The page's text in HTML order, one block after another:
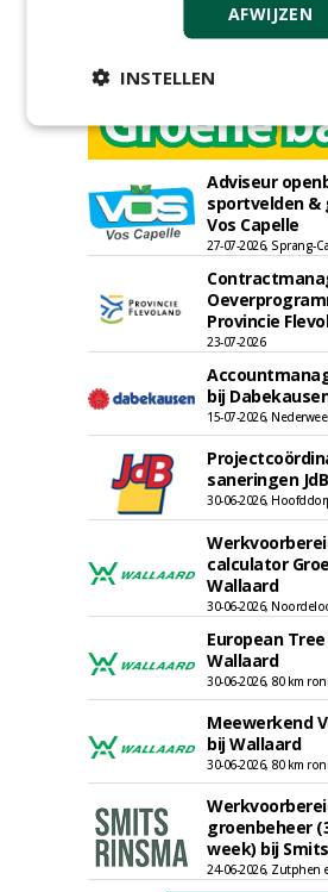
Adviseur
sportvelden &
Vos Capelle
27-07-2026, Sprang-
Provincie
23-07-2026
bij
15-07-2026,
saneringen
30-06-2026,
calculator
Wallaard
30-06-2026,
European
Wallaard
30-06-2026, 80 km
Meewerkend
bij Wallaard
30-06-2026, 80 km
groenbeheer
week) bij
24-06-2026,
AFWIJZEN
INSTELLEN